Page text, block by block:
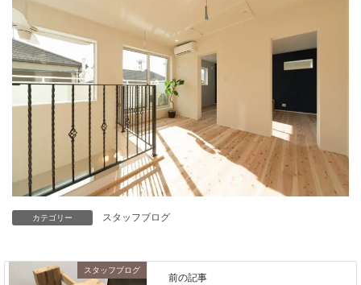
カテゴリー スタッフブログ
スタッフブログ
前の記事